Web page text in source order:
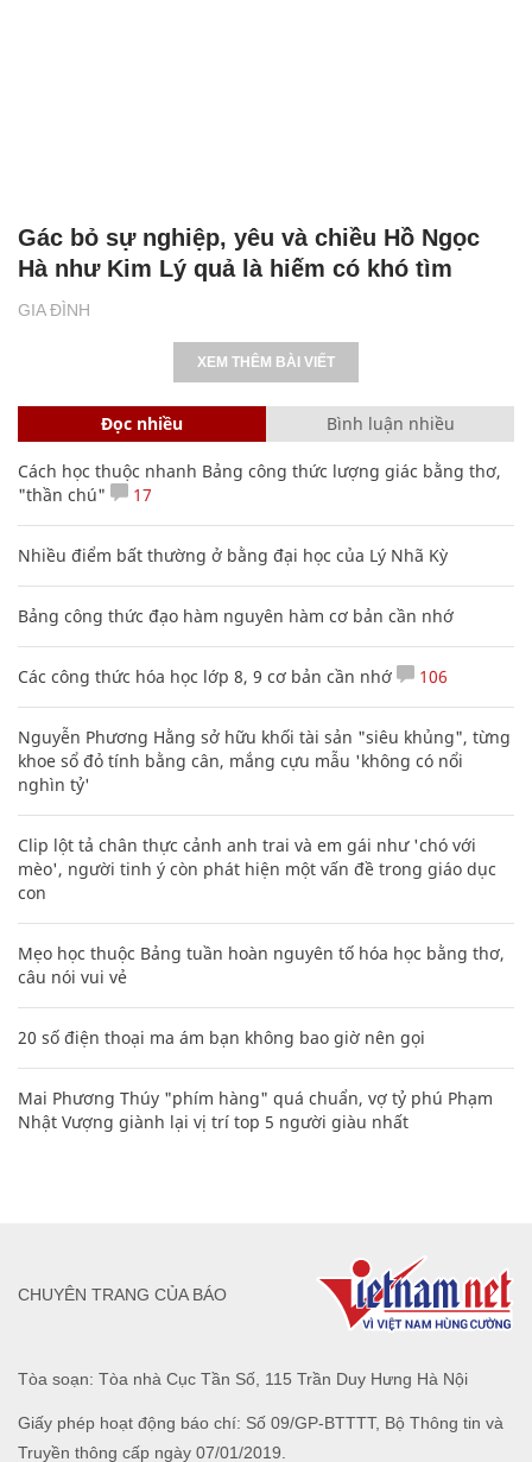
GIA ĐÌNH
Gác bỏ sự nghiệp, yêu và chiều Hồ Ngọc
Hà như Kim Lý quả là hiếm có khó tìm
XEM THÊM BÀI VIẾT
Đọc nhiều Bình luận nhiều
Cách học thuộc nhanh Bảng công thức lượng giác bằng thơ,
"thần chú"
17
Nhiều điểm bất thường ở bằng đại học của Lý Nhã Kỳ
Bảng công thức đạo hàm nguyên hàm cơ bản cần nhớ
Các công thức hóa học lớp 8, 9 cơ bản cần nhớ 106
Nguyễn Phương Hằng sở hữu khối tài sản "siêu khủng", từng
khoe sổ đỏ tính bằng cân, mắng cựu mẫu 'không có nổi
nghìn tỷ'
Clip lột tả chân thực cảnh anh trai và em gái như 'chó với
mèo', người tinh ý còn phát hiện một vấn đề trong giáo dục
con
Mẹo học thuộc Bảng tuần hoàn nguyên tố hóa học bằng thơ,
câu nói vui vẻ
20 số điện thoại ma ám bạn không bao giờ nên gọi
Mai Phương Thúy "phím hàng" quá chuẩn, vợ tỷ phú Phạm
Nhật Vượng giành lại vị trí top 5 người giàu nhất
Tòa soạn: Tòa nhà Cục Tần Số, 115 Trần Duy Hưng Hà Nội
Giấy phép hoạt động báo chí: Số 09/GP-BTTTT, Bộ Thông tin và
Truyền thông cấp ngày 07/01/2019.
CHUYÊN TRANG CỦA BÁO